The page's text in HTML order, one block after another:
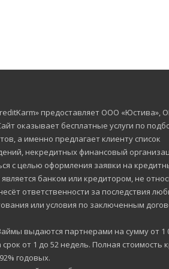
предоставляет ООО «Юстива»,
оказывает бесплатные услуги по
а именно предлагает клиенту список
некредитных финансовый
с целью оформления заявки на
банком или кредитором, не
ответственности за последствия
или условия по заключенным
выдаются партнерами на сумму от 1
от 1 до 52 недель. Полная стоимость
годовых.